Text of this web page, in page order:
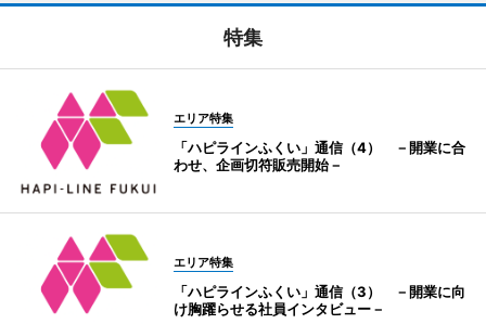
特集
エリア特集
「ハピラインふくい」通信（4） －開業に合
わせ、企画切符販売開始－
エリア特集
「ハピラインふくい」通信（3） －開業に向
け胸躍らせる社員インタビュー－